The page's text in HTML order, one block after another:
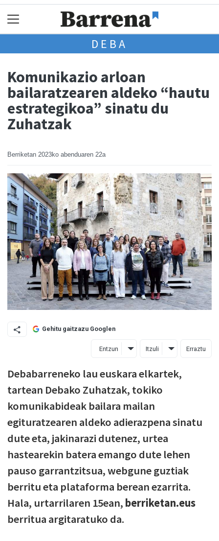
DEBA
Komunikazio arloan
bailaratzearen aldeko “hautu
estrategikoa” sinatu du
Zuhatzak
Berriketan 2023ko abenduaren 22a
Gehitu gaitzazu Googlen
Entzun Itzuli Erraztu
Debabarreneko lau euskara elkartek,
tartean Debako Zuhatzak, tokiko
komunikabideak bailara mailan
egituratzearen aldeko adierazpena sinatu
dute eta, jakinarazi dutenez, urtea
hastearekin batera emango dute lehen
pauso garrantzitsua, webgune guztiak
berritu eta plataforma berean ezarrita.
Hala, urtarrilaren 15ean, berriketan.eus
berritua argitaratuko da.